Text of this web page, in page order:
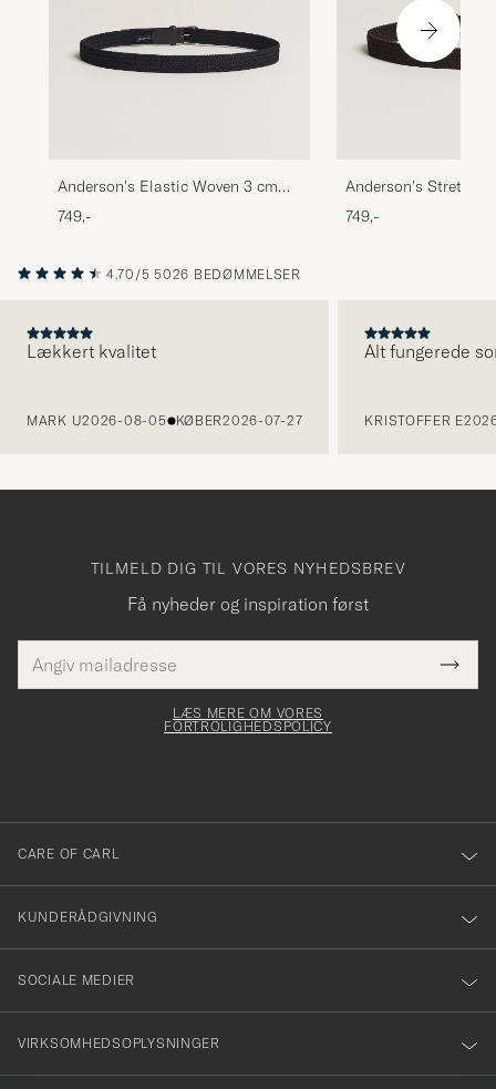
Anderson's Elastic Woven 3 cm
Belt Navy
749,-
Anderson's Stretch
Belt Brown
749,-
4.70/5 5026 BEDØMMELSER
Lækkert kvalitet
MARK U2026-08-05 KØBER2026-07-27
Alt fungerede
KRISTOFFER E
TILMELD DIG TIL VORES NYHEDSBREV
Få nyheder og inspiration først
mailadresse
skal
Tack
för
dig
till
vårt
nyhetsbrev!
LÆS MERE OM VORES
FORTROLIGHEDSPOLICY
CARE OF CARL
KUNDERÅDGIVNING
SOCIALE MEDIER
VIRKSOMHEDSOPLYSNINGER